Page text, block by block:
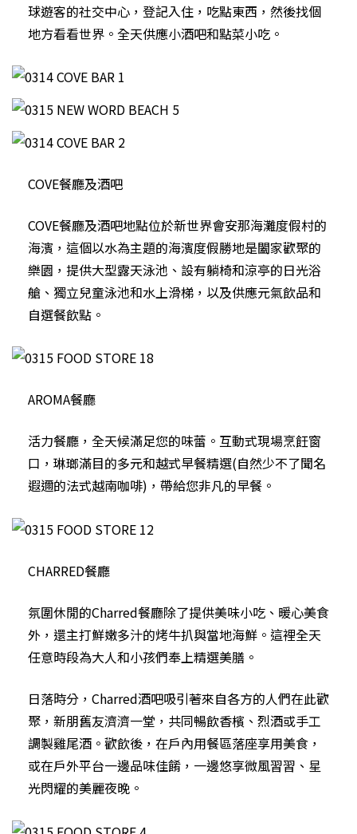
球遊客的社交中心，登記入住，吃點東西，然後找個
地方看看世界。全天供應小酒吧和點菜小吃。
COVE餐廳及酒吧
COVE餐廳及酒吧地點位於新世界會安那海灘度假村的
海濱，這個以水為主題的海濱度假勝地是闔家歡聚的
樂園，提供大型露天泳池、設有躺椅和涼亭的日光浴
艙、獨立兒童泳池和水上滑梯，以及供應元氣飲品和
自選餐飲點。
AROMA餐廳
活力餐廳，全天候滿足您的味蕾。互動式現場烹飪窗
口，琳瑯滿目的多元和越式早餐精選(自然少不了聞名
遐邇的法式越南咖啡)，帶給您非凡的早餐。
CHARRED餐廳
氛圍休閒的Charred餐廳除了提供美味小吃、暖心美食
外，還主打鮮嫩多汁的烤牛扒與當地海鮮。這裡全天
任意時段為大人和小孩們奉上精選美膳。
日落時分，Charred酒吧吸引著來自各方的人們在此歡
聚，新朋舊友濟濟一堂，共同暢飲香檳、烈酒或手工
調製雞尾酒。歡飲後，在戶內用餐區落座享用美食，
或在戶外平台一邊品味佳餚，一邊悠享微風習習、星
光閃耀的美麗夜晚。